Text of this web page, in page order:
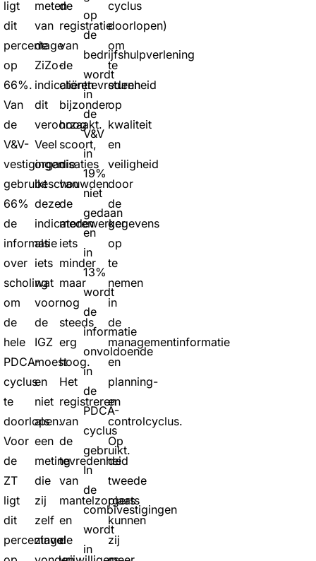
ligt
dit
percentage
op
66%.
Van
de
V&V-
vestigingen
gebruikt
66%
de
informatie
over
scholing
om
de
hele
PDCA-
cyclus
te
doorlopen.
Voor
de
ZT
ligt
dit
percentage
meten
van
de
ZiZo-
indicatoren
dit
veroorzaakt.
Veel
organisaties
beschouwden
deze
indicatoren
als
iets
wat
voor
de
IGZ
moest
en
niet
als
een
meting
die
zij
zelf
zinvol
de
registratie
van
de
cliënttevredenheid
bijzonder
hoog
scoort,
die
van
de
medewerker
iets
minder
maar
nog
steeds
erg
hoog.
Het
registreren
van
de
tevredenheid
van
mantelzorgers
en
de
op
de
bedrijfshulpverlening
wordt
in
de
V&V
in
19%
niet
gedaan
en
in
13%
wordt
de
informatie
onvoldoende
in
de
PDCA-
cyclus
gebruikt.
In
de
combivestigingen
wordt
in
cyclus
doorlopen)
om
te
sturen
op
kwaliteit
en
veiligheid
door
de
gegevens
op
te
nemen
in
de
managementinformatie
en
planning-
en
controlcyclus.
Op
de
tweede
plaats
kunnen
zij